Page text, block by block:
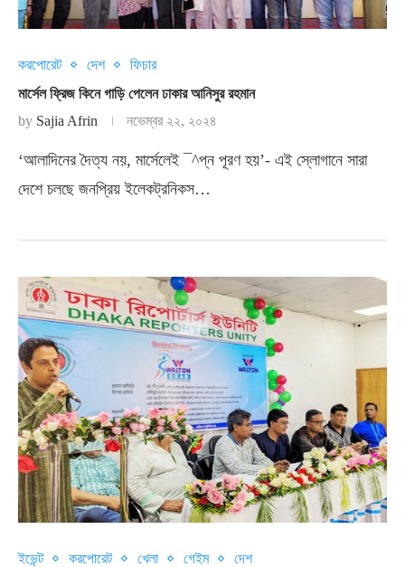
করপোরেট দেশ
ফিচার
মার্সেল ফ্রিজ কিনে গাড়ি পেলেন ঢাকার আনিসুর রহমান
by Sajia Afrin নভেম্বর ২২, ২০২৪
‘আলাদিনের দৈত্য নয়, মার্সেলেই ¯^প্ন পূরণ হয়’- এই স্লোগানে সারা
দেশে চলছে জনপ্রিয় ইলেকট্রনিকস…
ইভেন্ট করপোরেট খেলা গেইম
দেশ